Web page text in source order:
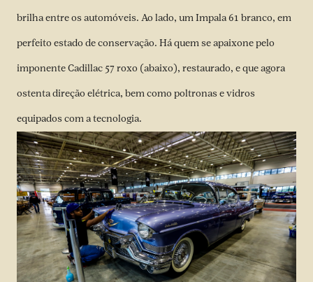
brilha entre os automóveis. Ao lado, um Impala 61 branco, em
perfeito estado de conservação. Há quem se apaixone pelo
imponente Cadillac 57 roxo (abaixo), restaurado, e que agora
ostenta direção elétrica, bem como poltronas e vidros
equipados com a tecnologia.